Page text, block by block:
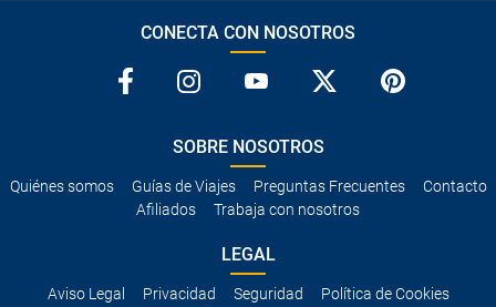
CONECTA CON NOSOTROS
SOBRE NOSOTROS
Quiénes somos Guías de Viajes Preguntas Frecuentes
Contacto
Afiliados
Trabaja con nosotros
LEGAL
Aviso Legal Privacidad Seguridad
Política de Cookies